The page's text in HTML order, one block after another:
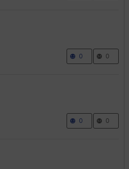
0 0
0 0